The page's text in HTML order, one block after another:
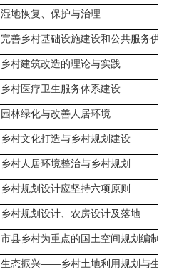
湿地恢复、保护与治理
完善乡村基础设施建设和公共服务供给
乡村建筑改造的理论与实践
乡村医疗卫生服务体系建设
园林绿化与改善人居环境
乡村文化打造与乡村规划建设
乡村人居环境整治与乡村规划
乡村规划设计应坚持六项原则
乡村规划设计、农房设计及落地
市县乡村为重点的国土空间规划编制与
生态振兴——乡村土地利用规划与生态